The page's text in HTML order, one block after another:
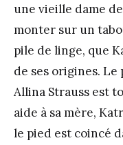
une vieille dame
monter sur un
pile de linge, que
de ses origines.
Allina Strauss est
aide à sa mère,
le pied est coincé